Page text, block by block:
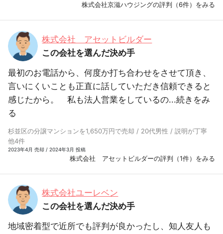
株式会社京滋ハウジングの評判（6件）をみる
株式会社 アセットビルダー
この会社を選んだ決め手
最初のお電話から、何度か打ち合わせをさせて頂き、
言いにくいことも正直に話していただき信頼できると
感じたから。 私も法人営業をしているの...続きをみ
る
杉並区の分譲マンションを1,650万円で売却 / 20代男性 / 説明が丁寧
他4件
2023年4月 売却 / 2024年3月 投稿
株式会社 アセットビルダーの評判（1件）をみる
株式会社ユーレベン
この会社を選んだ決め手
地域密着型で近所でも評判が良かったし、知人友人も